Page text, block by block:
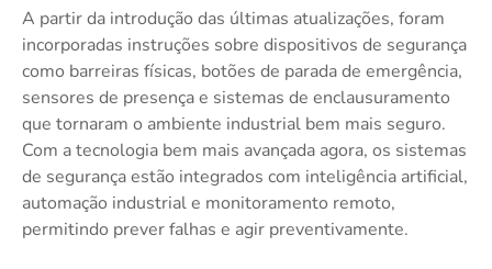
A partir da introdução das últimas atualizações, foram
incorporadas instruções sobre dispositivos de segurança
como barreiras físicas, botões de parada de emergência,
sensores de presença e sistemas de enclausuramento
que tornaram o ambiente industrial bem mais seguro.
Com a tecnologia bem mais avançada agora, os sistemas
de segurança estão integrados com inteligência artificial,
automação industrial e monitoramento remoto,
permitindo prever falhas e agir preventivamente.